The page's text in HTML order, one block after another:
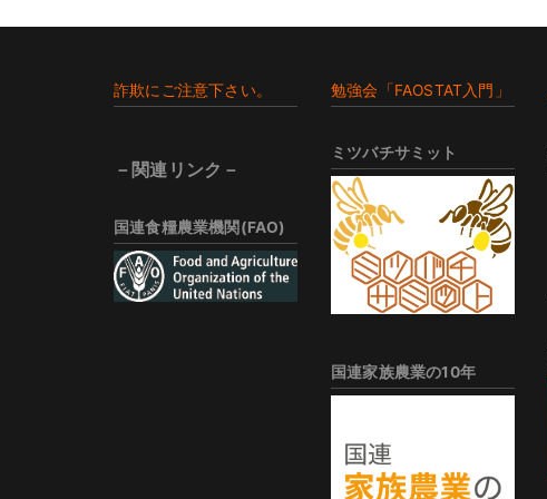
詐欺にご注意下さい。
－関連リンク－
国連食糧農業機関(FAO)
勉強会「FAOSTAT入門」
ミツバチサミット
国連家族農業の10年